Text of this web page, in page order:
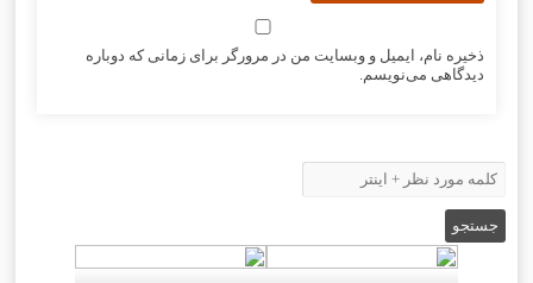
ذخیره نام، ایمیل و وبسایت من در مرورگر برای زمانی که دوباره
دیدگاهی می‌نویسم.